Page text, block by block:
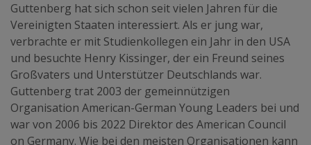
Guttenberg hat sich schon seit vielen Jahren für die
Vereinigten Staaten interessiert. Als er jung war,
verbrachte er mit Studienkollegen ein Jahr in den USA
und besuchte Henry Kissinger, der ein Freund seines
Großvaters und Unterstützer Deutschlands war.
Guttenberg trat 2003 der gemeinnützigen
Organisation American-German Young Leaders bei und
war von 2006 bis 2022 Direktor des American Council
on Germany. Wie bei den meisten Organisationen kann